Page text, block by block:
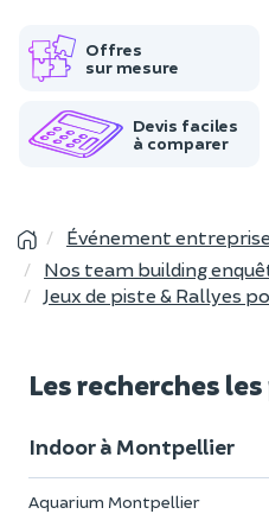
Offres
sur mesure
Devis faciles
à comparer
Événement entreprise
Nos team building
Jeux de piste & Rallyes
Les recherches
Indoor à Montpellier
Aquarium Montpellier